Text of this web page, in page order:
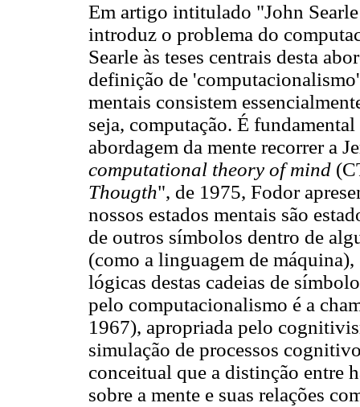
Em artigo intitulado "John
introduz o problema do
Searle às teses centrais desta
definição de
mentais consistem
seja, computação. É
abordagem da mente recorrer a
computational theory of mind
Thougth", de 1975, Fodor
nossos estados mentais são
de outros símbolos dentro de
(como a linguagem de máquina),
lógicas destas cadeias de
pelo computacionalismo é a
1967), apropriada pelo
simulação de processos
conceitual que a distinção entre
sobre a mente e suas relações